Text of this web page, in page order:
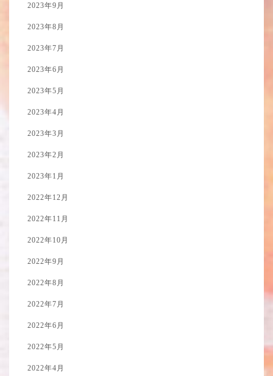
2023年9月
2023年8月
2023年7月
2023年6月
2023年5月
2023年4月
2023年3月
2023年2月
2023年1月
2022年12月
2022年11月
2022年10月
2022年9月
2022年8月
2022年7月
2022年6月
2022年5月
2022年4月